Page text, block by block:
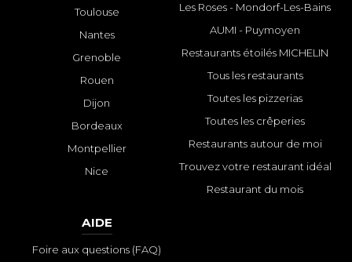
Toulouse
Nantes
Grenoble
Rouen
Dijon
Bordeaux
Montpellier
Nice
Les Roses - Mondorf-Les-Bains
AUMI - Puymoyen
Restaurants étoilés MICHELIN
Tous les restaurants
Toutes les pizzerias
Toutes les crêperies
Restaurants autour de moi
Trouvez votre restaurant idéal
Restaurant du mois
AIDE
Foire aux questions (FAQ)